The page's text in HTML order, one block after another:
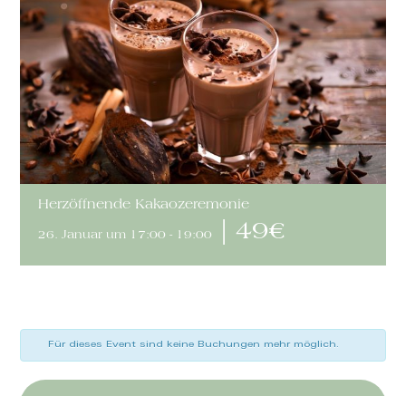
Herzöffnende Kakaozeremonie
26. Januar um 17:00 - 19:00 49€
Für dieses Event sind keine Buchungen mehr möglich.